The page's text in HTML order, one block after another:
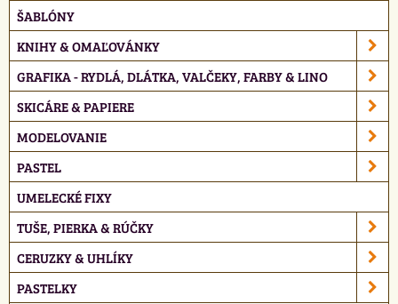
ŠABLÓNY
KNIHY & OMAĽOVÁNKY
GRAFIKA - RYDLÁ, DLÁTKA, VALČEKY, FARBY & LINO
SKICÁRE & PAPIERE
MODELOVANIE
PASTEL
UMELECKÉ FIXY
TUŠE, PIERKA & RÚČKY
CERUZKY & UHLÍKY
PASTELKY